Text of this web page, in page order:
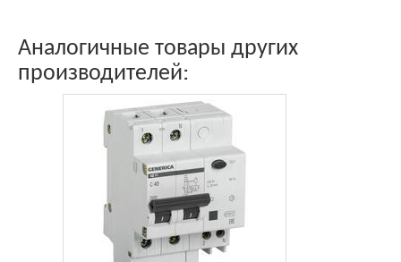
Аналогичные товары других
производителей: